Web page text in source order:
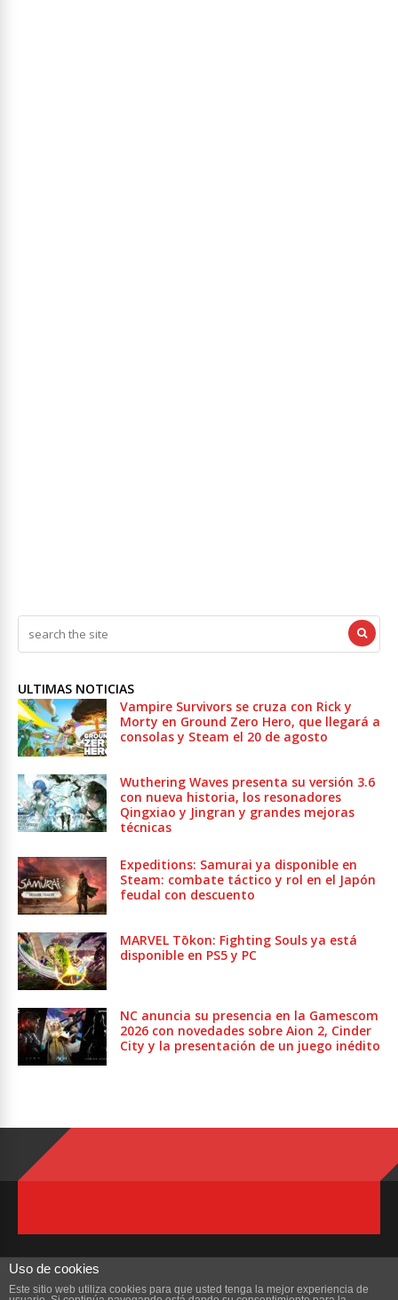
ULTIMAS NOTICIAS
Vampire Survivors se cruza con Rick y
Morty en Ground Zero Hero, que llegará a
consolas y Steam el 20 de agosto
Wuthering Waves presenta su versión 3.6
con nueva historia, los resonadores
Qingxiao y Jingran y grandes mejoras
técnicas
Expeditions: Samurai ya disponible en
Steam: combate táctico y rol en el Japón
feudal con descuento
MARVEL Tōkon: Fighting Souls ya está
disponible en PS5 y PC
NC anuncia su presencia en la Gamescom
2026 con novedades sobre Aion 2, Cinder
City y la presentación de un juego inédito
Uso de cookies
Este sitio web utiliza cookies para que usted tenga la mejor experiencia de